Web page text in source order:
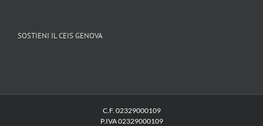
SOSTIENI IL CEIS GENOVA
C.F. 02329000109
P.IVA 02329000109